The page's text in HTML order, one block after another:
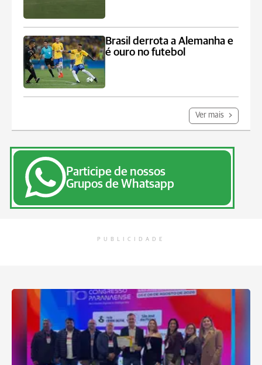
Brasil derrota a Alemanha e
é ouro no futebol
Ver mais
Participe de nossos
Grupos de Whatsapp
PUBLICIDADE